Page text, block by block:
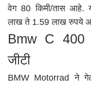
वेग 80 किमी/तास आहे.
लाख ते 1.59 लाख रुपये
Bmw C 400
जीटी
BMW Motorrad ने